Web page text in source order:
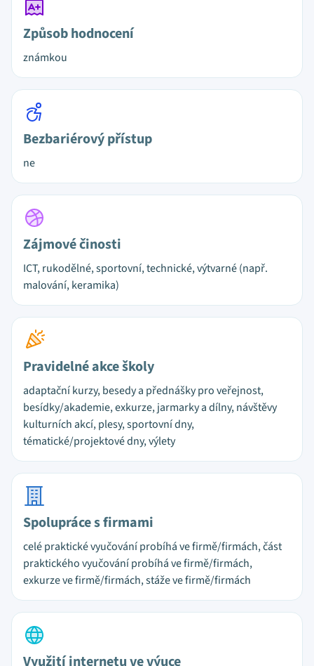
Způsob hodnocení
známkou
Bezbariérový přístup
ne
Zájmové činosti
ICT, rukodělné, sportovní, technické, výtvarné (např.
malování, keramika)
Pravidelné akce školy
adaptační kurzy, besedy a přednášky pro veřejnost,
besídky/akademie, exkurze, jarmarky a dílny, návštěvy
kulturních akcí, plesy, sportovní dny,
tématické/projektové dny, výlety
Spolupráce s firmami
celé praktické vyučování probíhá ve firmě/firmách, část
praktického vyučování probíhá ve firmě/firmách,
exkurze ve firmě/firmách, stáže ve firmě/firmách
Využití internetu ve výuce